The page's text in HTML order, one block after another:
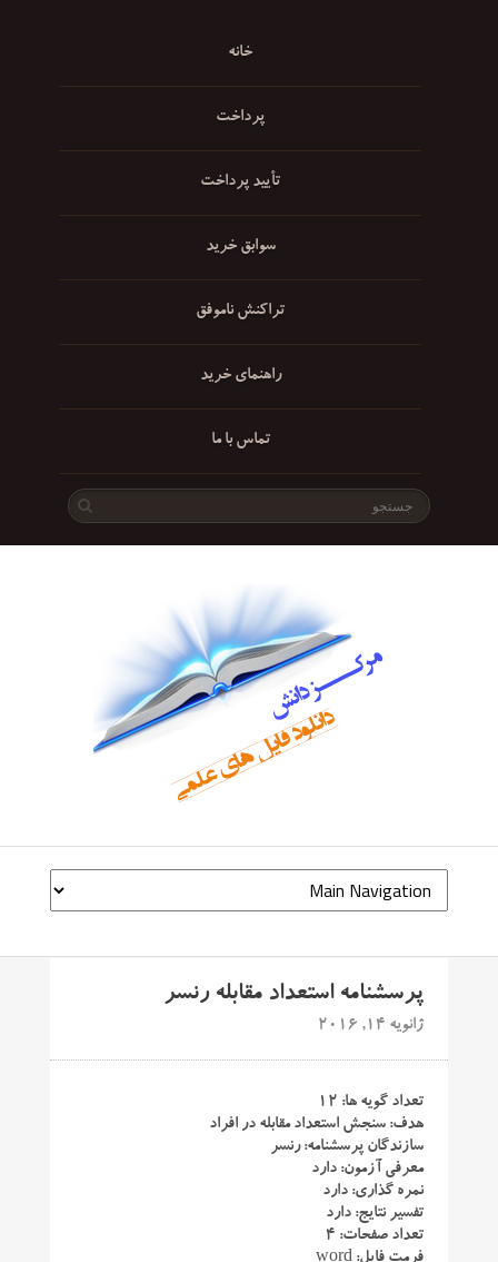
خانه
پرداخت
تأیید پرداخت
سوابق خرید
تراکنش ناموفق
راهنمای خرید
تماس با ما
پرسشنامه استعداد مقابله رنسر
ژانویه 14, 2016
تعداد گویه ها: ۱۲
هدف: سنجش استعداد مقابله در افراد
سازندگان پرسشنامه: رنسر
معرفی آزمون: دارد
نمره گذاری: دارد
تفسیر نتایج: دارد
تعداد صفحات: ۴